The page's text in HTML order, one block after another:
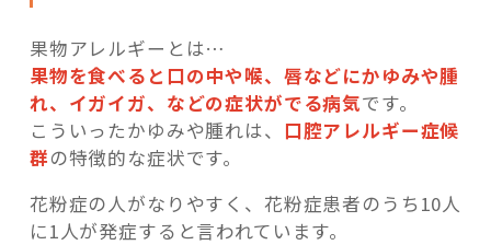
果物アレルギーとは…
果物を食べると口の中や喉、唇などにかゆみや腫
れ、イガイガ、などの症状がでる病気です。
こういったかゆみや腫れは、 口腔アレルギー症候
群の特徴的な症状です。
花粉症の人がなりやすく、花粉症患者のうち10人
に1人が発症すると言われています。